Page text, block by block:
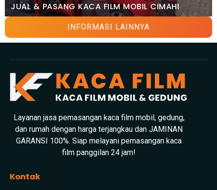
JUAL & PASANG KACA FILM MOBIL CIMAHI
INFORMASI LAINNYA
Layanan jasa pemasangan kaca film mobil, gedung,
dan rumah dengan harga terjangkau dan JAMINAN
GARANSI 100%. Siap melayani pemasangan kaca
film panggilan 24 jam!
Kontak